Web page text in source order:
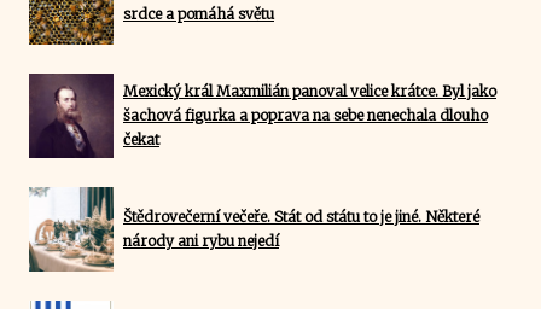
srdce a pomáhá světu
Mexický král Maxmilián panoval velice krátce. Byl jako
šachová figurka a poprava na sebe nenechala dlouho
čekat
Štědrovečerní večeře. Stát od státu to je jiné. Některé
národy ani rybu nejedí